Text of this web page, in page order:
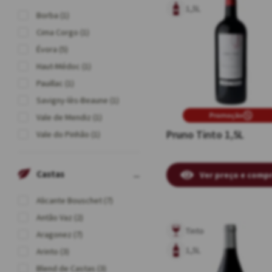
Borba (1)
Cima Corgo (1)
Évora (5)
Haut-Médoc (1)
Pauillac (1)
Savigny-lès-Beaune (1)
Vale de Mendiz (1)
Vale do Pinhão (1)
Castas
Alicante Bouschet (7)
Antão Vaz (2)
Aragonez (7)
Arinto (3)
Blend de Castas (3)
Promoção
Pruno Tinto 1,5L
1,5L
Ver preço e
Tinto
1,5L